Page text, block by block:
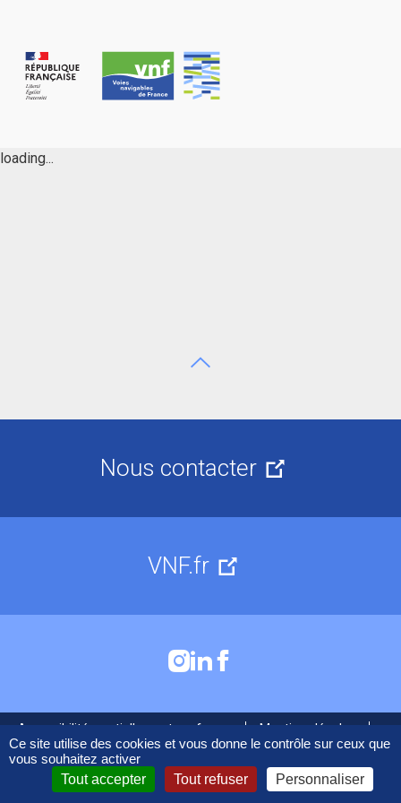
loading...
Aller en haut de page
Nous contacter
VNF.fr
Accessibilité : partiellement conforme
Mentions légales
Cookies
Ce site utilise des cookies et vous donne le contrôle sur ceux que
vous souhaitez activer
Tout accepter
Tout refuser Personnaliser